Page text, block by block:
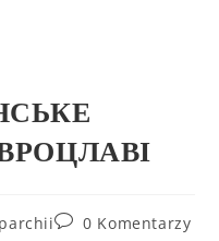
0 Komentarzy